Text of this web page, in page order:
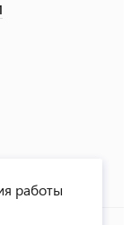
работы